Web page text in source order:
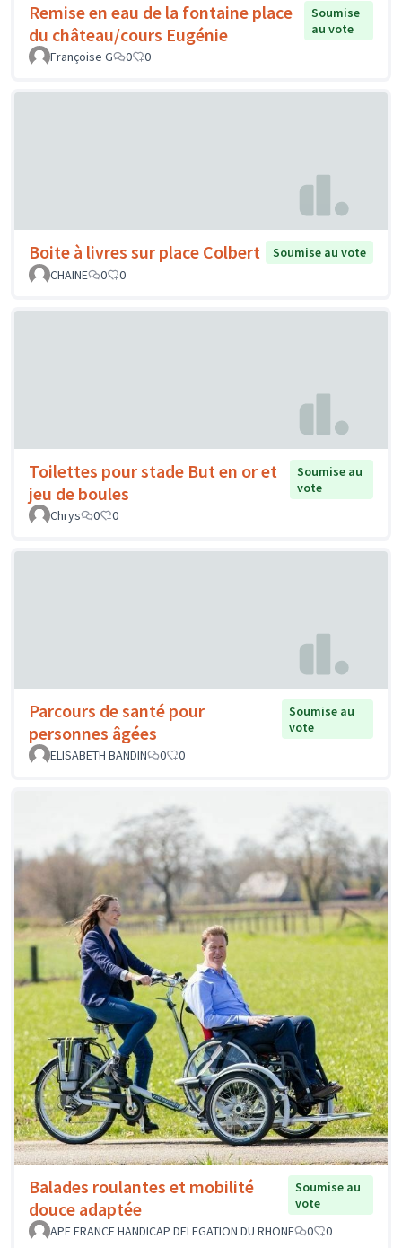
Remise en eau de la fontaine place
du château/cours Eugénie
Soumise
au vote
Françoise G
0 0
Boite à livres sur place Colbert
Soumise au vote
CHAINE
0 0
Toilettes pour stade But en or et
jeu de boules
Soumise au
vote
Chrys
0 0
Parcours de santé pour
personnes âgées
Soumise au
vote
ELISABETH BANDIN
0 0
Balades roulantes et mobilité
douce adaptée
Soumise au
vote
APF FRANCE HANDICAP DELEGATION DU RHONE
0 0